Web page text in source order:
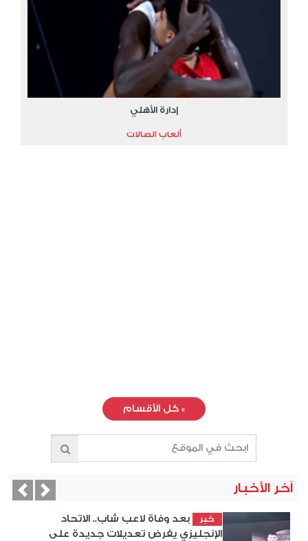
إدارة الأهلي
ألعاب الصالات
» كل الأقسام
آخر الأخبار
خبر
بعد وفاة لاعب شاب.. الاتحاد
الإنجليزي يفرض تعديلات جديدة على
Next